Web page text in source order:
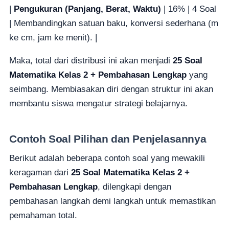
| Pengukuran (Panjang, Berat, Waktu) | 16% | 4 Soal
| Membandingkan satuan baku, konversi sederhana (m
ke cm, jam ke menit). |
Maka, total dari distribusi ini akan menjadi 25 Soal
Matematika Kelas 2 + Pembahasan Lengkap yang
seimbang. Membiasakan diri dengan struktur ini akan
membantu siswa mengatur strategi belajarnya.
Contoh Soal Pilihan dan Penjelasannya
Berikut adalah beberapa contoh soal yang mewakili
keragaman dari 25 Soal Matematika Kelas 2 +
Pembahasan Lengkap, dilengkapi dengan
pembahasan langkah demi langkah untuk memastikan
pemahaman total.